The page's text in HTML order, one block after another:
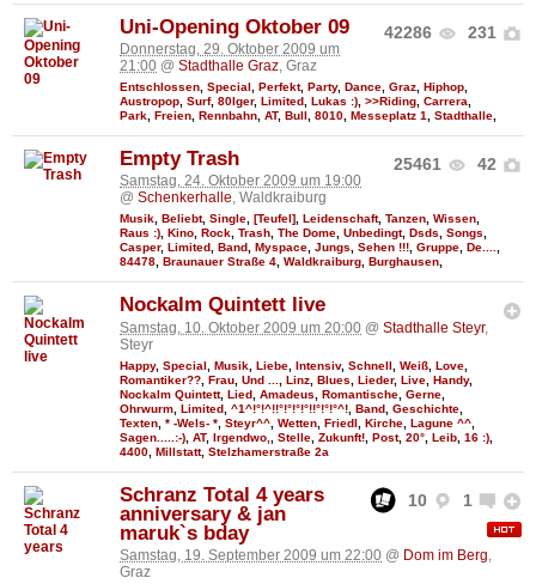
42286 231
Uni-Opening Oktober 09
Donnerstag, 29. Oktober 2009 um
21:00 @ Stadthalle Graz, Graz
Entschlossen Special Perfekt, Party, Dance Graz Hiphop
Austropop Surf, 80Iger, Limited Lukas :) >>Riding Carrera
Park Freien Rennbahn AT, Bull 8010 Messeplatz 1 Stadthalle
25461 42
Empty Trash
Samstag, 24. Oktober 2009 um 19:00
@ Schenkerhalle, Waldkraiburg
Musik, Beliebt, Single, [Teufel], Leidenschaft, Tanzen, Wissen,
Raus :), Kino, Rock, Trash, The Dome, Unbedingt, Dsds, Songs,
Casper, Limited, Band, Myspace, Jungs, Sehen !!!, Gruppe, De....,
84478, Braunauer Straße 4, Waldkraiburg, Burghausen,
Nockalm Quintett live
Samstag, 10. Oktober 2009 um 20:00 @ Stadthalle Steyr,
Steyr
Happy, Special Musik Liebe Intensiv, Schnell Weiß Love
Romantiker?? Frau Und ... Linz Blues Lieder, Live Handy,
Nockalm Quintett, Lied Amadeus Romantische Gerne
Ohrwurm Limited ^1^!°!^!!°!°!°!°!!°!°!°^! Band Geschichte
Texten * -Wels- * Steyr^^ Wetten Friedl Kirche Lagune ^^
Sagen.....:-) AT, Irgendwo, Stelle Zukunft! Post, 20° Leib 16 :)
4400 Millstatt, Stelzhamerstraße 2a
10 1
Schranz Total 4 years
anniversary & jan
maruk`s bday
Samstag, 19. September 2009 um 22:00 @ Dom im Berg,
Graz